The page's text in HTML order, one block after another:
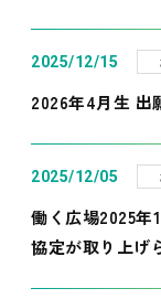
2025/12/15
2026年4月生 出
2025/12/05
働く広場2025年
協定が取り上げ